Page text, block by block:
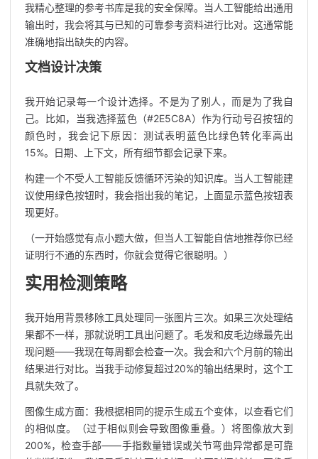
我精心整理的参考书库是我的安全保障。当人工智能给出通用
输出时，我会将其与已知的可靠参考资料进行比对。这通常能
准确地指出缺失的内容。
文档设计决策
我开始记录每一个设计选择。不是为了别人，而是为了我自
己。比如，当我选择蓝色（#2E5C8A）作为行动号召按钮的
颜色时，我会记下原因：测试表明蓝色比绿色转化率高出
15%。日期、上下文，所有细节都会记录下来。
构建一个不受人工智能反馈循环污染的知识库。当人工智能建
议使用绿色按钮时，我会指出我的笔记，上面显示蓝色按钮表
现更好。
（一开始感觉有点小题大做，但当人工智能自信地推荐你已经
证明行不通的东西时，你就会觉得它很聪明。）
实用检测策略
我开始用背景移除工具处理同一张图片三次。如果三次处理结
果都不一样，那就说明工具出问题了。毛发和皮毛边缘最先出
现问题——我现在每周都会检查一次。我会和六个月前的输出
结果进行对比。当我手动修复超过20%的输出结果时，这个工
具就失效了。
图像生成方面：我根据相同的提示生成五个变体，以查看它们
的相似度。（过于相似则会导致图像重叠。）将图像放大到
200%，检查手部——手指数量错误或关节弯曲异常都是可靠